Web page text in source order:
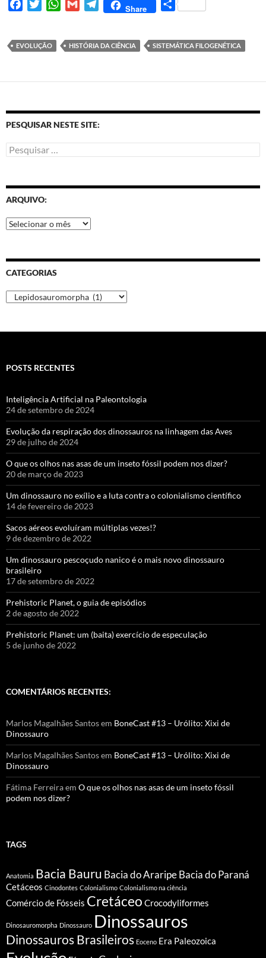
e
t
W
t
G
i
T
e
Share
S
r
EVOLUÇÃO HISTÓRIA DA CIÊNCIA SISTEMÁTICA FILOGENÉTICA
PESQUISAR NESTE SITE:
ARQUIVO:
CATEGORIAS
POSTS RECENTES
Inteligência Artificial na Paleontologia
24 de setembro de 2024
Evolução da respiração dos dinossauros na linhagem das Aves
29 de julho de 2024
O que os olhos nas asas de um inseto fóssil podem nos dizer?
20 de março de 2023
Um dinossauro no exílio e a luta contra o colonialismo científico
14 de fevereiro de 2023
Sacos aéreos evoluíram múltiplas vezes!?
9 de dezembro de 2022
Um dinossauro pescoçudo nanico é o mais novo dinossauro
brasileiro
17 de setembro de 2022
Prehistoric Planet, o guia de episódios
2 de agosto de 2022
Prehistoric Planet: um (baita) exercício de especulação
5 de junho de 2022
COMENTÁRIOS RECENTES:
Marlos Magalhães Santosem BoneCast #13 – Urólito: Xixi de
Dinossauro
Marlos Magalhães Santosem BoneCast #13 – Urólito: Xixi de
Dinossauro
Fátima Ferreiraem O que os olhos nas asas de um inseto fóssil
podem nos dizer?
TAGS
Anatomia Bacia Bauru Bacia do AraripeBacia do Paraná
Cetáceos Cinodontes Colonialismo Colonialismo na ciência
Comércio de Fósseis Cretáceo Crocodyliformes
Dinosauromorpha Dinossauro Dinossauros
Dinossauros Brasileiros Eoceno Era Paleozoica